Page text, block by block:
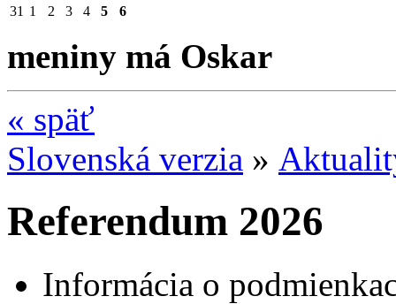
31 1 2 3 4 5 6
meniny má Oskar
« späť
Slovenská verzia »
Referendum 2026
Informácia o